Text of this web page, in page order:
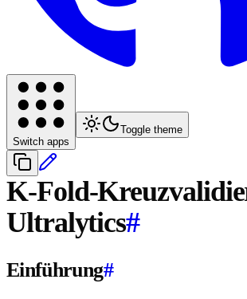
Switch apps
Toggle theme
K-Fold-
Ultralytics#
Einführung#